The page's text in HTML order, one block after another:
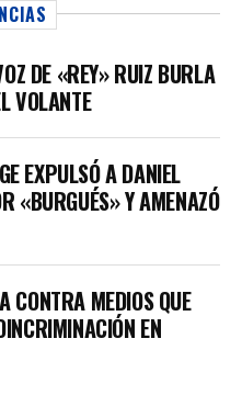
DE «REY» RUIZ BURLA
VOLANTE
EXPULSÓ A DANIEL
«BURGUÉS» Y AMENAZÓ
CONTRA MEDIOS QUE
EN